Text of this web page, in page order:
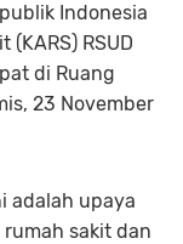
Indonesia
RSUD
di Ruang
23 November
adalah upaya
sakit dan